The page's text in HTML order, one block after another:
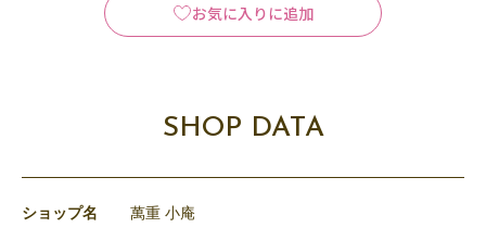
お気に入りに追加
SHOP DATA
ショップ名 萬重 小庵